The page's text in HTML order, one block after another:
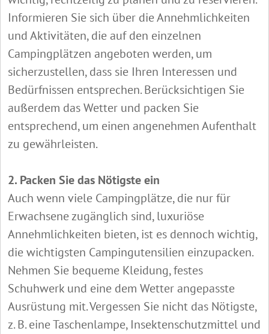
Informieren Sie sich über die Annehmlichkeiten
und Aktivitäten, die auf den einzelnen
Campingplätzen angeboten werden, um
sicherzustellen, dass sie Ihren Interessen und
Bedürfnissen entsprechen. Berücksichtigen Sie
außerdem das Wetter und packen Sie
entsprechend, um einen angenehmen Aufenthalt
zu gewährleisten.
2. Packen Sie das Nötigste ein
Auch wenn viele Campingplätze, die nur für
Erwachsene zugänglich sind, luxuriöse
Annehmlichkeiten bieten, ist es dennoch wichtig,
die wichtigsten Campingutensilien einzupacken.
Nehmen Sie bequeme Kleidung, festes
Schuhwerk und eine dem Wetter angepasste
Ausrüstung mit. Vergessen Sie nicht das Nötigste,
z. B. eine Taschenlampe, Insektenschutzmittel und